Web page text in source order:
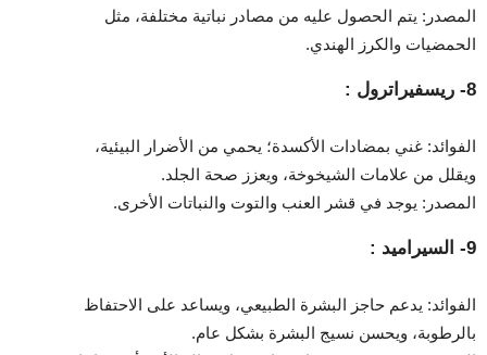
المصدر: يتم الحصول عليه من مصادر نباتية مختلفة، مثل
الحمضيات والكرز الهندي.
8- ريسفيراترول :
الفوائد: غني بمضادات الأكسدة؛ يحمي من الأضرار البيئية،
ويقلل من علامات الشيخوخة، ويعزز صحة الجلد.
المصدر: يوجد في قشر العنب والتوت والنباتات الأخرى.
9- السيراميد :
الفوائد: يدعم حاجز البشرة الطبيعي، ويساعد على الاحتفاظ
بالرطوبة، ويحسن نسيج البشرة بشكل عام.